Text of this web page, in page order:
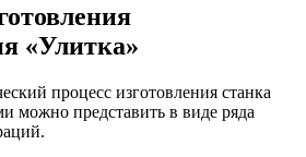
«Улитка»
процесс изготовления станка
можно представить в виде ряда